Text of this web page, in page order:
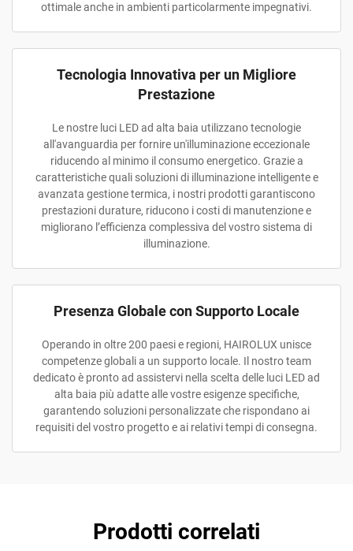
ottimale anche in ambienti particolarmente impegnativi.
Tecnologia Innovativa per un Migliore
Prestazione
Le nostre luci LED ad alta baia utilizzano tecnologie
all'avanguardia per fornire un'illuminazione eccezionale
riducendo al minimo il consumo energetico. Grazie a
caratteristiche quali soluzioni di illuminazione intelligente e
avanzata gestione termica, i nostri prodotti garantiscono
prestazioni durature, riducono i costi di manutenzione e
migliorano l’efficienza complessiva del vostro sistema di
illuminazione.
Presenza Globale con Supporto Locale
Operando in oltre 200 paesi e regioni, HAIROLUX unisce
competenze globali a un supporto locale. Il nostro team
dedicato è pronto ad assistervi nella scelta delle luci LED ad
alta baia più adatte alle vostre esigenze specifiche,
garantendo soluzioni personalizzate che rispondano ai
requisiti del vostro progetto e ai relativi tempi di consegna.
Prodotti correlati